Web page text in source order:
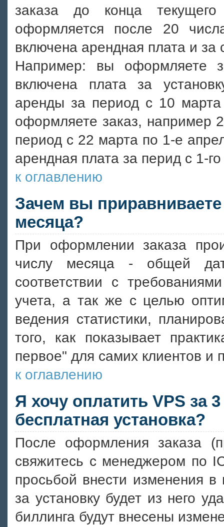
заказа до конца
оформляется после 20
включена арендная плата и
Например: вы оформляете
включена плата за
аренды за период с 10
оформляете заказ, например
период с 22 марта по 1-е
арендная плата за перид с 1-
к оглавлению
Зачем вы
месяца?
При оформлении заказа
числу месяца - общей
соответствии с
учета, а так же с целью
ведения статистики,
того, как показывает
первое" для самих клиентов и
к оглавлению
Я хочу оплатить VPS за
бесплатная установка?
После оформления заказа
свяжитесь с менеджером по
просьбой внести изменения в
за установку будет из него
биллинга будут внесены